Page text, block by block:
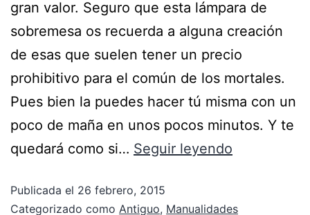
gran valor. Seguro que esta lámpara de
sobremesa os recuerda a alguna creación
de esas que suelen tener un precio
prohibitivo para el común de los mortales.
Pues bien la puedes hacer tú misma con un
poco de maña en unos pocos minutos. Y te
quedará como si… Seguir leyendo
Publicada el 26 febrero, 2015
Categorizado como Antiguo, Manualidades